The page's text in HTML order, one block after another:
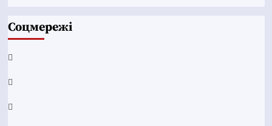
Соцмережі
Facebook
YouTube
Telegram